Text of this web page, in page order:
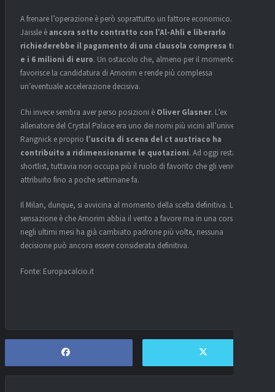
A frenare l’operazione è però soprattutto un fattore economico.
Jaissle èancora sotto contratto con l’Al-Ahli e liberarlo
richiederebbe il pagamento di una clausola compresa tra i 5
e i 6 milioni di euro. Un ostacolo che, almeno per il momento,
favorisce la candidatura di Amorim e rende più complessa
un’eventuale accelerazione decisiva.
Chi invece sembra aver perso posizioni è Oliver Glasner. L’ex
allenatore del Crystal Palace era uno dei nomi più vicini all’universo
Rangnick e proprio l’uscita di scena del ct austriaco ha
contribuito a ridimensionarne le quotazioni. Ad oggi resta nella
shortlist, tuttavia non occupa più il ruolo di favorito che gli veniva
attribuito fino a poche settimane fa.
Il Milan, dunque, si avvicina al momento della scelta definitiva. La
sensazione è che Amorim abbia il vento a favore ma in una corsa che
negli ultimi mesi ha già cambiato padrone più volte, nessuna
decisione può ancora essere considerata definitiva.
Fonte: Europacalcio.it